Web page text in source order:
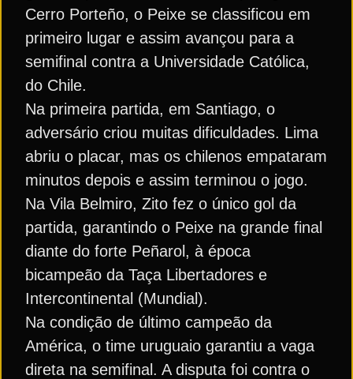
Cerro Porteño, o Peixe se classificou em
primeiro lugar e assim avançou para a
semifinal contra a Universidade Católica,
do Chile.
Na primeira partida, em Santiago, o
adversário criou muitas dificuldades. Lima
abriu o placar, mas os chilenos empataram
minutos depois e assim terminou o jogo.
Na Vila Belmiro, Zito fez o único gol da
partida, garantindo o Peixe na grande final
diante do forte Peñarol, à época
bicampeão da Taça Libertadores e
Intercontinental (Mundial).
Na condição de último campeão da
América, o time uruguaio garantiu a vaga
direta na semifinal. A disputa foi contra o